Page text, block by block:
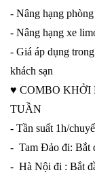
- Nâng hạng
- Nâng hạng xe
- Giá áp dụng
khách sạn
♥️ COMBO KHỞI
TUẦN
- Tần suất 1h/
- Tam Đảo đi: Bắt
- Hà Nội đi : Bắt